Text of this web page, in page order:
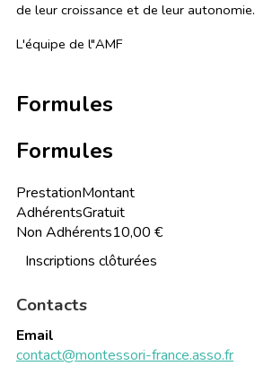
de leur croissance et de leur autonomie.
L'équipe de l"AMF
Formules
Formules
PrestationMontant
AdhérentsGratuit
Non Adhérents10,00 €
Inscriptions clôturées
Contacts
Email
contact@montessori-france.asso.fr